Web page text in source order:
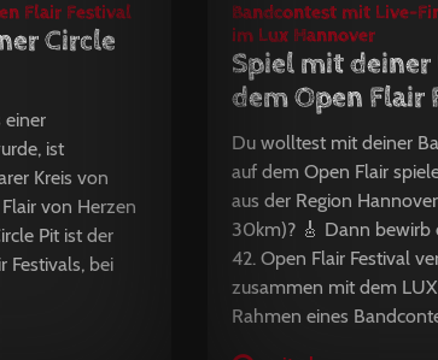
Flair Festival
Circle
einer
ist
Kreis von
von Herzen
Pit ist der
Festivals, bei
Bandcontest mit Live-
im Lux Hannover
Spiel mit deiner
dem Open Flair
Du wolltest mit deiner
auf dem Open Flair
aus der Region
30km)? 🎸 Dann bewirb
42. Open Flair Festival
zusammen mit dem
Rahmen eines